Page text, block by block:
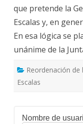
que pretende la
Escalas y, en
En esa lógica se
unánime de la
Reordenación de
Escalas
Nombre de